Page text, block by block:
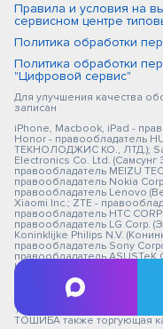
Правила и условия на
сервисном центре
Политика обработки
Политика обработки
"Цифровой сервис"
Для улучшения качества
записан
iPhone, Macbook, iPad -
Honor - правообладатель
ТЕКНОЛОДЖИС КО., ЛТД.);
Electronics Co. Ltd. (Самсунг
правообладатель MEIZU
правообладатель Nokia
правообладатель Lenovo
Xiaomi Inc.; ZTE -
правообладатель HTC
правообладатель LG Corp.
Koninklijke Philips N.V.
правообладатель Sony
правообладатель ASUSTeK
Инкорпорейшн); ACER -
Инкорпорейтед); DELL -
правообладатель HP
Паккард Груп ЛЛК); Toshiba
TOSHIBA, also trading as
ТОШИБА также торгующая